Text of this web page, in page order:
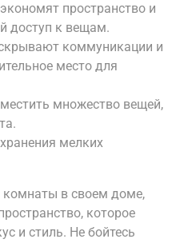
экономят пространство и
доступ к вещам.
коммуникации и
место для
множество вещей,
мелких
комнаты в своем доме,
которое
и стиль. Не бойтесь